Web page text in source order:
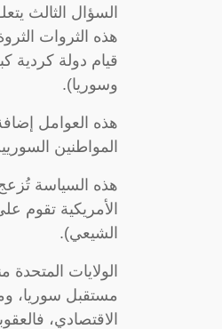
هذه الثروات
قيام دولة كردية
وسوريا).
هذه العوامل
المواطنين
هذه السياسة تُزعج
الأمريكية تقوم
الشيعي).
مستقبل سوريا،
الاقتصادي،